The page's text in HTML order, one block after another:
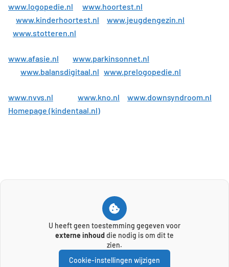
www.logopedie.nl
www.hoortest.nl
www.kinderhoortest.nl
www.jeugdengezin.nl
www.stotteren.nl
www.afasie.nl
www.parkinsonnet.nl
www.balansdigitaal.nl www.prelogopedie.nl
www.nvvs.nl www.kno.nl
www.downsyndroom.nl
Homepage (kindentaal.nl)
U heeft geen toestemming gegeven voor
externe inhouddie nodig is om dit te
zien.
Cookie-instellingen wijzigen